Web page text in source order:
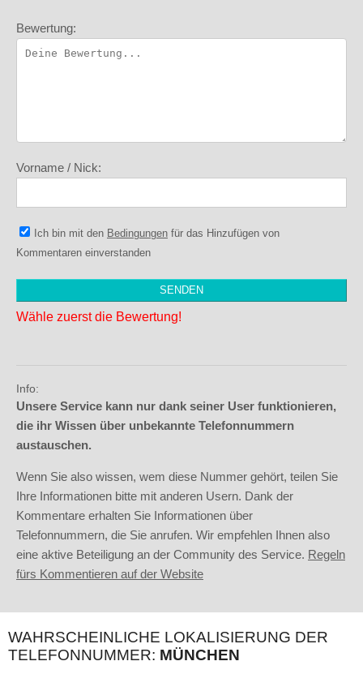
Bewertung:
Vorname / Nick:
Ich bin mit den Bedingungen für das Hinzufügen von
Kommentaren einverstanden
Wähle zuerst die Bewertung!
Info:
Unsere Service kann nur dank seiner User funktionieren,
die ihr Wissen über unbekannte Telefonnummern
austauschen.
Wenn Sie also wissen, wem diese Nummer gehört, teilen Sie
Ihre Informationen bitte mit anderen Usern. Dank der
Kommentare erhalten Sie Informationen über
Telefonnummern, die Sie anrufen. Wir empfehlen Ihnen also
eine aktive Beteiligung an der Community des Service. Regeln
fürs Kommentieren auf der Website
WAHRSCHEINLICHE LOKALISIERUNG DER
TELEFONNUMMER: MÜNCHEN